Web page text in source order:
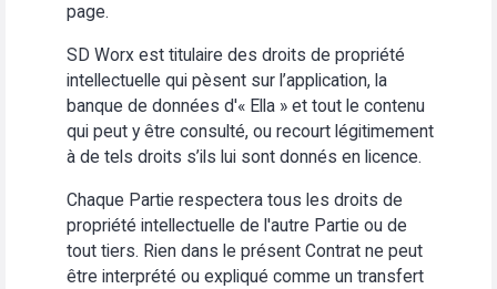
page.
SD Worx est titulaire des droits de propriété
intellectuelle qui pèsent sur l’application, la
banque de données d'« Ella » et tout le contenu
qui peut y être consulté, ou recourt légitimement
à de tels droits s’ils lui sont donnés en licence.
Chaque Partie respectera tous les droits de
propriété intellectuelle de l'autre Partie ou de
tout tiers. Rien dans le présent Contrat ne peut
être interprété ou expliqué comme un transfert